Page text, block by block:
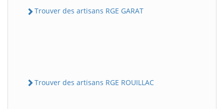
Trouver des artisans RGE GARAT
Trouver des artisans RGE ROUILLAC